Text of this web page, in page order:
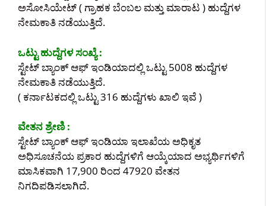
ಅಸೋಸಿಯೇಟ್ ( ಗ್ರಾಹಕ ಬೆಂಬಲ ಮತ್ತು ಮಾರಾಟ ) ಹುದ್ದೆಗಳ
ನೇಮಕಾತಿ ನಡೆಯುತ್ತಿದೆ.
ಒಟ್ಟು ಹುದ್ದೆಗಳ ಸಂಖ್ಯೆ :
ಸ್ಟೇಟ್ ಬ್ಯಾಂಕ್ ಆಫ್ ಇಂಡಿಯಾದಲ್ಲಿ ಒಟ್ಟು 5008 ಹುದ್ದೆಗಳ
ನೇಮಕಾತಿ ನಡೆಯುತ್ತಿದೆ.
( ಕರ್ನಾಟಕದಲ್ಲಿ ಒಟ್ಟು 316 ಹುದ್ದೆಗಳು ಖಾಲಿ ಇವೆ )
ವೇತನ ಶ್ರೇಣಿ :
ಸ್ಟೇಟ್ ಬ್ಯಾಂಕ್ ಆಫ್ ಇಂಡಿಯಾ ಇಲಾಖೆಯ ಅಧಿಕೃತ
ಅಧಿಸೂಚನೆಯ ಪ್ರಕಾರ ಹುದ್ದೆಗಳಿಗೆ ಆಯ್ಕೆಯಾದ ಅಭ್ಯರ್ಥಿಗಳಿಗೆ
ಮಾಸಿಕವಾಗಿ 17,900 ರಿಂದ 47920 ವೇತನ
ನಿಗದಿಪಡಿಸಲಾಗಿದೆ.